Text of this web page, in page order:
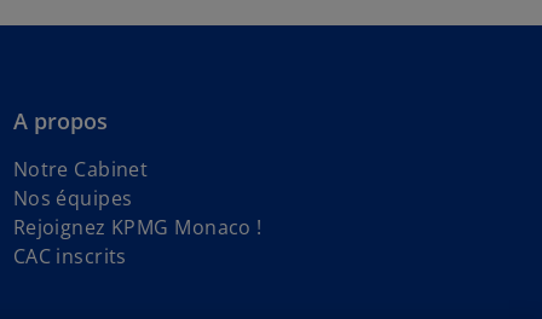
A propos
Notre Cabinet
Nos équipes
Rejoignez KPMG Monaco !
CAC inscrits